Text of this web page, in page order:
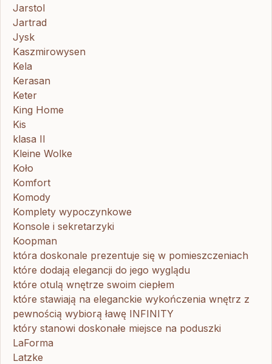
Jarstol
Jartrad
Jysk
Kaszmirowysen
Kela
Kerasan
Keter
King Home
Kis
klasa II
Kleine Wolke
Koło
Komfort
Komody
Komplety wypoczynkowe
Konsole i sekretarzyki
Koopman
która doskonale prezentuje się w pomieszczeniach
które dodają elegancji do jego wyglądu
które otulą wnętrze swoim ciepłem
które stawiają na eleganckie wykończenia wnętrz z
pewnością wybiorą ławę INFINITY
który stanowi doskonałe miejsce na poduszki
LaForma
Latzke